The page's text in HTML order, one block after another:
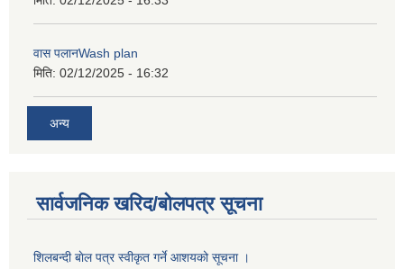
वास पलानWash plan
मिति: 02/12/2025 - 16:32
अन्य
सार्वजनिक खरिद/बोलपत्र सूचना
शिलबन्दी बाेल पत्र स्वीकृत गर्ने आशयको सूचना ।